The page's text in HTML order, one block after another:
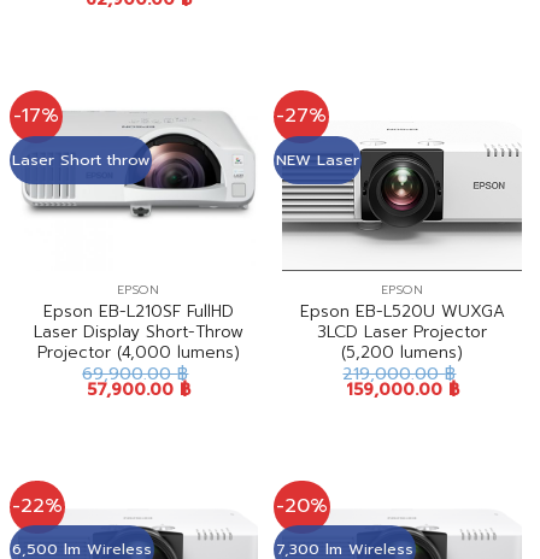
-17%
Laser Short throw
EPSON
Epson EB-L210SF FullHD
Laser Display Short-Throw
Projector (4,000 lumens)
69,900.00฿
57,900.00 ฿
-27%
NEW Laser
EPSON
Epson EB-L520U WUXGA
3LCD Laser Projector
(5,200 lumens)
219,000.00฿
159,000.00 ฿
-22%
6,500 lm Wireless
-20%
7,300 lm Wireless